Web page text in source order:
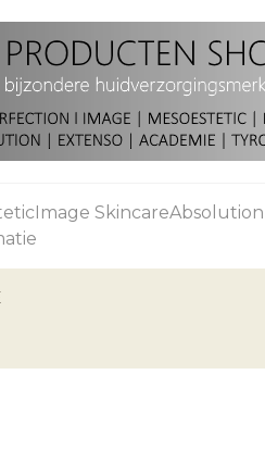
Image SkincareAbsolution